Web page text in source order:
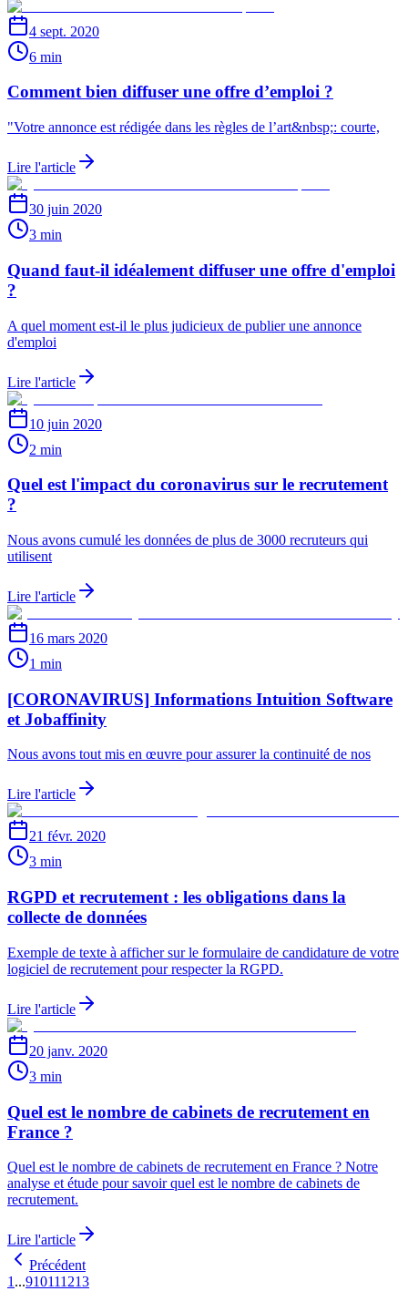
4 sept. 2020
6 min
Comment bien diffuser une offre d’emploi ?
"Votre annonce est rédigée dans les règles de l’art&nbsp;: courte,
Lire l'article
30 juin 2020
3 min
Quand faut-il idéalement diffuser une offre d'emploi
?
A quel moment est-il le plus judicieux de publier une annonce
d'emploi
Lire l'article
10 juin 2020
2 min
Quel est l'impact du coronavirus sur le recrutement
?
Nous avons cumulé les données de plus de 3000 recruteurs qui
utilisent
Lire l'article
16 mars 2020
1 min
[CORONAVIRUS] Informations Intuition Software
et Jobaffinity
Nous avons tout mis en œuvre pour assurer la continuité de nos
Lire l'article
21 févr. 2020
3 min
RGPD et recrutement : les obligations dans la
collecte de données
Exemple de texte à afficher sur le formulaire de candidature de votre
logiciel de recrutement pour respecter la RGPD.
Lire l'article
20 janv. 2020
3 min
Quel est le nombre de cabinets de recrutement en
France ?
Quel est le nombre de cabinets de recrutement en France ? Notre
analyse et étude pour savoir quel est le nombre de cabinets de
recrutement.
Lire l'article
Précédent
1 ...910111213